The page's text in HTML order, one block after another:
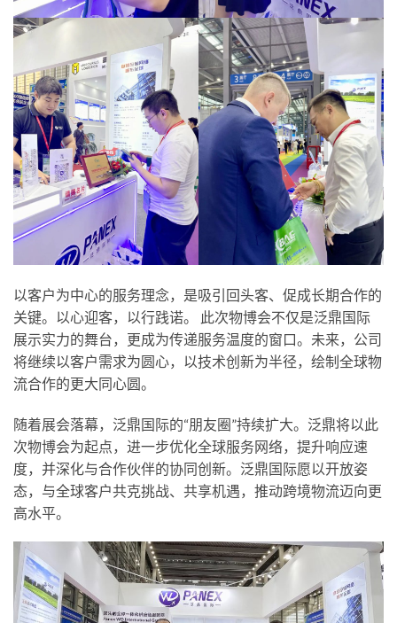
以客户为中心的服务理念，是吸引回头客、促成长期合作的
关键。以心迎客，以行践诺。 此次物博会不仅是泛鼎国际
展示实力的舞台，更成为传递服务温度的窗口。未来，公司
将继续以客户需求为圆心，以技术创新为半径，绘制全球物
流合作的更大同心圆。
随着展会落幕，泛鼎国际的“朋友圈”持续扩大。泛鼎将以此
次物博会为起点，进一步优化全球服务网络，提升响应速
度，并深化与合作伙伴的协同创新。泛鼎国际愿以开放姿
态，与全球客户共克挑战、共享机遇，推动跨境物流迈向更
高水平。